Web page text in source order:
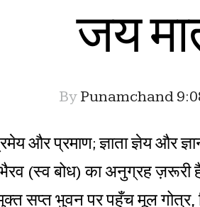
जय
By Punamchand
और प्रमाण; ज्ञाता ज्ञेय और
(स्व बोध) का अनुग्रह ज़रूरी
सप्त भुवन पर पहुँच मूल गोत्र,